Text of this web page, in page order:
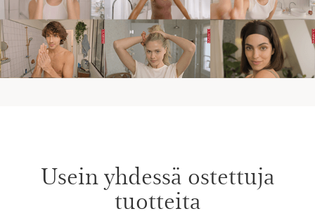
Usein yhdessä ostettuja
tuotteita